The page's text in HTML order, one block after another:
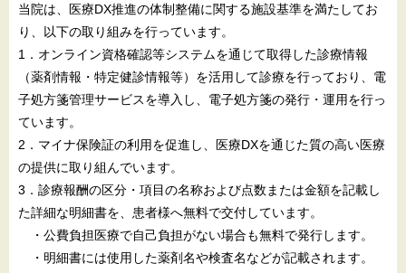
当院は、医療DX推進の体制整備に関する施設基準を満たしてお
り、以下の取り組みを行っています。
1．オンライン資格確認等システムを通じて取得した診療情報
（薬剤情報・特定健診情報等）を活用して診療を行っており、電
子処方箋管理サービスを導入し、電子処方箋の発行・運用を行っ
ています。
2．マイナ保険証の利用を促進し、医療DXを通じた質の高い医療
の提供に取り組んでいます。
3．診療報酬の区分・項目の名称および点数または金額を記載し
た詳細な明細書を、患者様へ無料で交付しています。
・公費負担医療で自己負担がない場合も無料で発行します。
・明細書には使用した薬剤名や検査名などが記載されます。